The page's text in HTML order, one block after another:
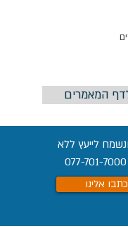
המאמרים
לייעץ ללא
077-701-7000
אלינו